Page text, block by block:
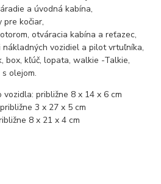
a úvodná kabína,
pre kočiar,
otváracia kabína a reťazec,
nákladných vozidiel a pilot vrtuľníka,
box, kľúč, lopata, walkie -Talkie,
olejom.
vozidla: približne 8 x 14 x 6 cm
3 x 27 x 5 cm
8 x 21 x 4 cm